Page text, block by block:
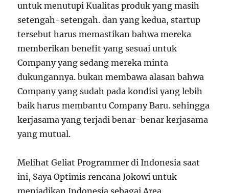
untuk menutupi Kualitas produk yang masih
setengah-setengah. dan yang kedua, startup
tersebut harus memastikan bahwa mereka
memberikan benefit yang sesuai untuk
Company yang sedang mereka minta
dukungannya. bukan membawa alasan bahwa
Company yang sudah pada kondisi yang lebih
baik harus membantu Company Baru. sehingga
kerjasama yang terjadi benar-benar kerjasama
yang mutual.
Melihat Geliat Programmer di Indonesia saat
ini, Saya Optimis rencana Jokowi untuk